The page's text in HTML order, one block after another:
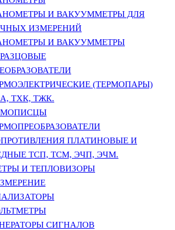
И ВАКУУММЕТРЫ ДЛЯ
ИЗМЕРЕНИЙ
И ВАКУУММЕТРЫ
(ТЕРМОПАРЫ)
ТХК, ТЖК.
ПЛАТИНОВЫЕ И
ТСП, ТСМ, ЭЧП, ЭЧМ.
И ТЕПЛОВИЗОРЫ
СИГНАЛОВ